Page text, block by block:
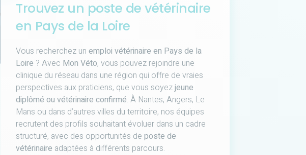
Trouvez un poste de vétérinaire
en Pays de la Loire
Vous recherchez un emploi vétérinaire en Pays de la
Loire ? Avec Mon Véto, vous pouvez rejoindre une
clinique du réseau dans une région qui offre de vraies
perspectives aux praticiens, que vous soyezjeune
diplômé ou vétérinaire confirmé. À Nantes, Angers, Le
Mans ou dans d’autres villes du territoire, nos équipes
recrutent des profils souhaitant évoluer dans un cadre
structuré, avec des opportunités de poste de
vétérinaire adaptées à différents parcours.